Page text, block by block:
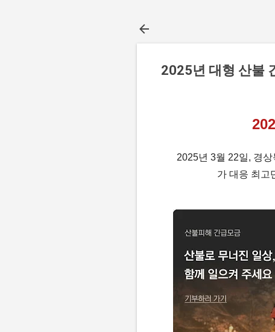
2025년 대형 산불
2025년 3월 22일, 경
가 대응 최고